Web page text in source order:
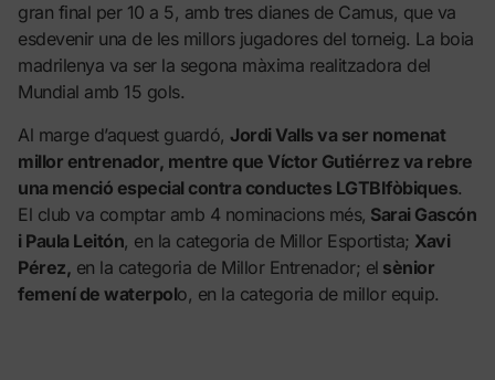
gran final per 10 a 5, amb tres dianes de Camus, que va
esdevenir una de les millors jugadores del torneig. La boia
madrilenya va ser la segona màxima realitzadora del
Mundial amb 15 gols.
Al marge d’aquest guardó, Jordi Valls va ser nomenat
millor entrenador, mentre que Víctor Gutiérrez va rebre
una menció especial contra conductes LGTBIfòbiques.
El club va comptar amb 4 nominacions més, Sarai Gascón
i Paula Leitón, en la categoria de Millor Esportista; Xavi
Pérez, en la categoria de Millor Entrenador; el sènior
femení de waterpolo, en la categoria de millor equip.